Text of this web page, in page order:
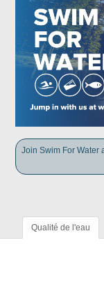
Join Swim For Water
Qualité de l'eau